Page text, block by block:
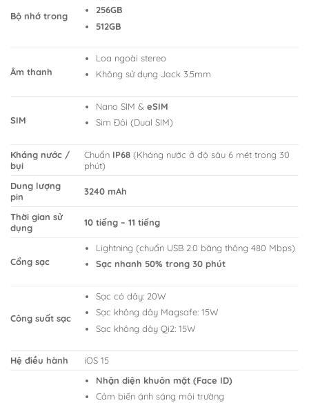
Bộ nhớ trong
256GB
512GB
Âm thanh
Loa ngoài stereo
Không sử dụng Jack 3.5mm
SIM
Nano SIM &eSIM
Sim Đôi (Dual SIM)
Kháng nước /
bụi
Chuẩn IP68(Kháng nước ở độ sâu 6 mét trong 30
phút)
Dung lượng
pin
3240 mAh
Thời gian sử
dụng
10 tiếng – 11 tiếng
Cổng sạc
Lightning (chuẩn USB 2.0 băng thông 480 Mbps)
Sạc nhanh 50% trong 30 phút
Công suất sạc
Sạc có dây: 20W
Sạc không dây Magsafe: 15W
Sạc không dây Qi2: 15W
Hệ điều hành iOS 15
Nhận diện khuôn mặt (Face ID)
Cảm biến ánh sáng môi trường